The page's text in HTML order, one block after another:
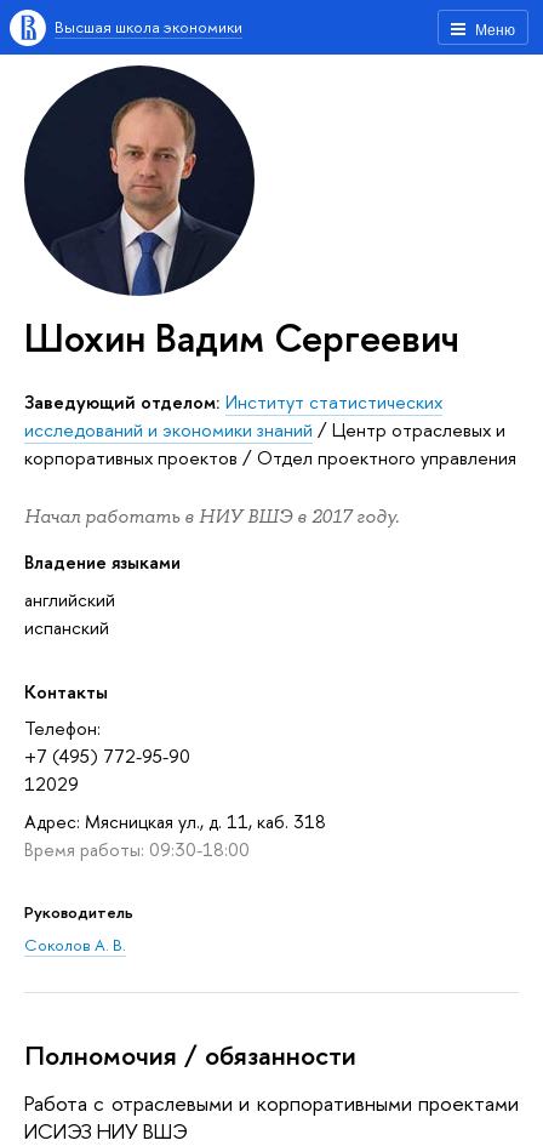
Меню
Высшая школа экономики
Шохин Вадим Сергеевич
Заведующий отделом: Институт статистических
исследований и экономики знаний /Центр отраслевых и
корпоративных проектов /Отдел проектного управления
Начал работать в НИУ ВШЭ в 2017 году.
Владение языками
английский
испанский
Контакты
Телефон:
+7 (495) 772-95-90
12029
Адрес: Мясницкая ул., д. 11, каб. 318
Время работы: 09:30-18:00
Руководитель
Соколов А. В.
Полномочия / обязанности
Работа с отраслевыми и корпоративными проектами
ИСИЭЗ НИУ ВШЭ